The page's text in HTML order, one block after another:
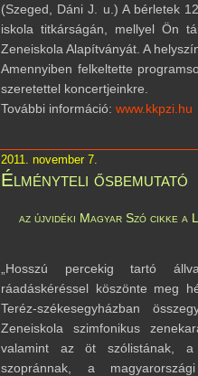
(Szeged, Dáni J. u.) A bérletek
iskola titkárságán, mellyel Ön
Zeneiskola Alapítványát. A
Amennyiben felkeltette
szeretettel koncertjeinkre.
További információ: www.kkpzi.hu
2011. november 7.
Élményteli ősbemutató
az újvidéki Magyar Szó cikke a
„Hosszú percekig tartó
ráadáskéréssel köszönte meg
Teréz-székesegyházban
Zeneiskola szimfonikus
valamint az öt szólistának, a
szopránnak, a